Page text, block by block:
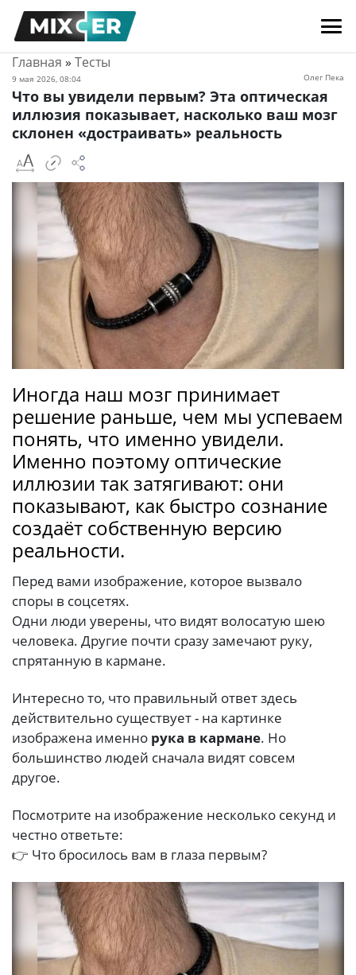
Главная » Тесты
9 мая 2026, 08:04 Олег Пека
Что вы увидели первым? Эта оптическая
иллюзия показывает, насколько ваш мозг
склонен «достраивать» реальность
Иногда наш мозг принимает
решение раньше, чем мы успеваем
понять, что именно увидели.
Именно поэтому оптические
иллюзии так затягивают: они
показывают, как быстро сознание
создаёт собственную версию
реальности.
Перед вами изображение, которое вызвало
споры в соцсетях.
Одни люди уверены, что видят волосатую шею
человека. Другие почти сразу замечают руку,
спрятанную в кармане.
Интересно то, что правильный ответ здесь
действительно существует - на картинке
изображена именно рука в кармане. Но
большинство людей сначала видят совсем
другое.
Посмотрите на изображение несколько секунд и
честно ответьте:
👉 Что бросилось вам в глаза первым?